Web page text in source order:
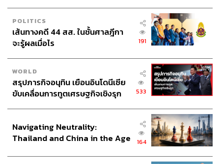
POLITICS
เส้นทางคดี 44 สส. ในชั้นศาลฎีกา
จะรู้ผลเมื่อไร
191
WORLD
สรุปภารกิจอนุทิน เยือนอินโดนีเซีย
ขับเคลื่อนการทูตเศรษฐกิจเชิงรุก
533
Navigating Neutrality:
Thailand and China in the Age
164